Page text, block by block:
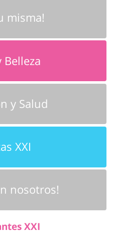
misma!
y Salud
XXI
nosotros!
XXI